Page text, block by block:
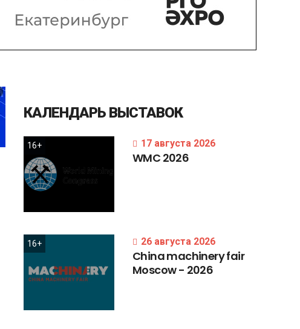
КАЛЕНДАРЬ ВЫСТАВОК
16+ 17 августа 2026
WMC 2026
16+ 26 августа 2026
Chinamachineryfair
Moscow- 2026